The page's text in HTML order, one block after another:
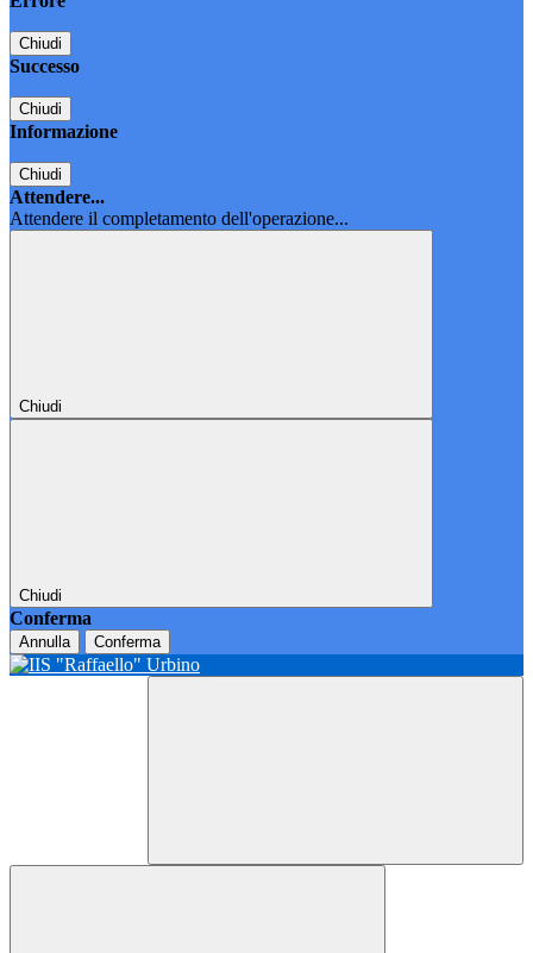
Chiudi
Successo
Chiudi
Informazione
Chiudi
Attendere...
Attendere il completamento dell'operazione...
Chiudi
Chiudi
Conferma
Annulla Conferma